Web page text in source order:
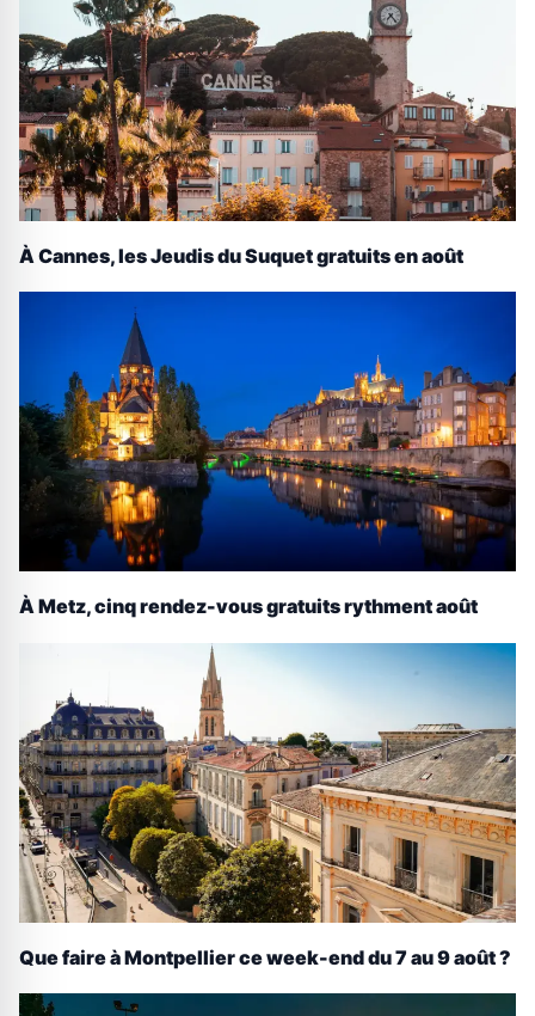
À Cannes, les Jeudis du Suquet gratuits en août
À Metz, cinq rendez-vous gratuits rythment août
Que faire à Montpellier ce week-end du 7 au 9 août ?